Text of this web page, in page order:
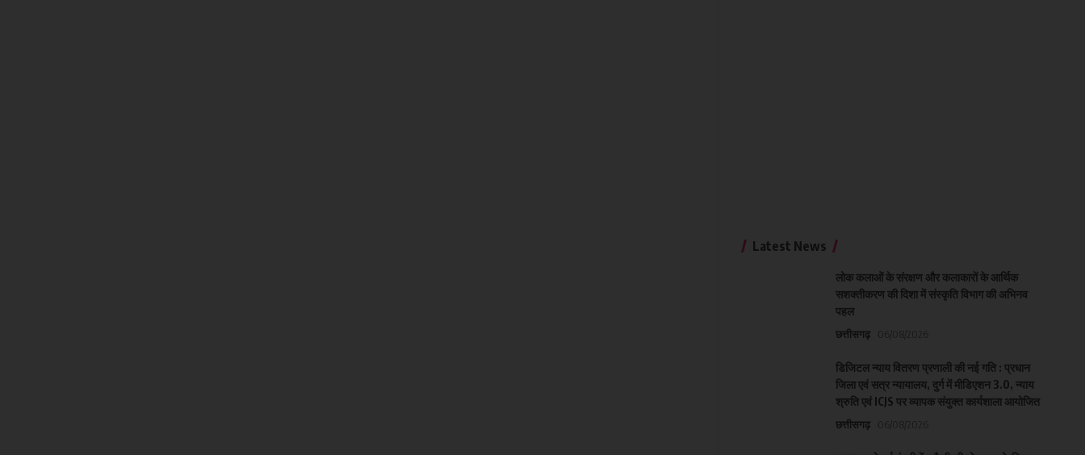
Latest News
लोक कलाओं के संरक्षण और कलाकारों के आर्थिक
सशक्तीकरण की दिशा में संस्कृति विभाग की अभिनव
पहल
छत्तीसगढ़
डिजिटल न्याय वितरण प्रणाली की नई गति : प्रधान
जिला एवं सत्र न्यायालय, दुर्ग में मीडिएशन 3.0, न्याय
श्रुति एवं ICJS पर व्यापक संयुक्त कार्यशाला आयोजित
छत्तीसगढ़